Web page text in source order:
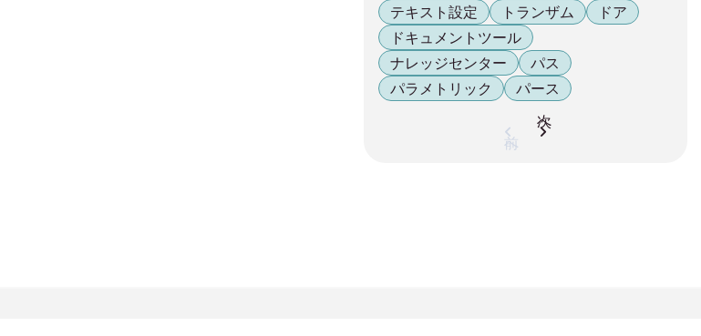
テキスト設定
トランザム
ドア
ドキュメントツール
ナレッジセンター
パス
パラメトリック
パース
前へ
次へ